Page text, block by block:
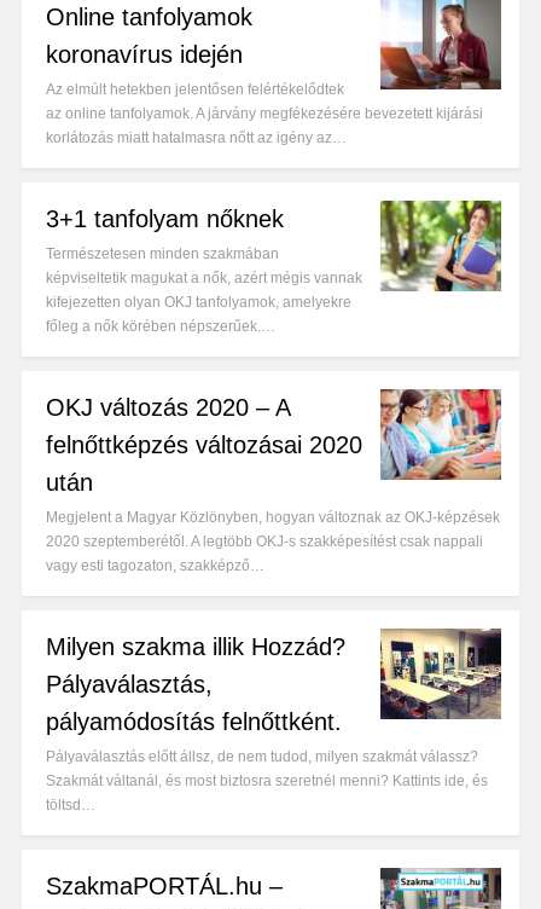
Online tanfolyamok
koronavírus idején
Az elmúlt hetekben jelentősen felértékelődtek
az online tanfolyamok. A járvány megfékezésére bevezetett kijárási
korlátozás miatt hatalmasra nőtt az igény az…
3+1 tanfolyam nőknek
Természetesen minden szakmában
képviseltetik magukat a nők, azért mégis vannak
kifejezetten olyan OKJ tanfolyamok, amelyekre
főleg a nők körében népszerűek.…
OKJ változás 2020 – A
felnőttképzés változásai 2020
után
Megjelent a Magyar Közlönyben, hogyan változnak az OKJ-képzések
2020 szeptemberétől. A legtöbb OKJ-s szakképesítést csak nappali
vagy esti tagozaton, szakképző…
Milyen szakma illik Hozzád?
Pályaválasztás,
pályamódosítás felnőttként.
Pályaválasztás előtt állsz, de nem tudod, milyen szakmát válassz?
Szakmát váltanál, és most biztosra szeretnél menni? Kattints ide, és
töltsd…
SzakmaPORTÁL.hu –